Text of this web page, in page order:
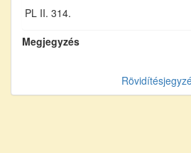
PL II. 314.
Megjegyzés